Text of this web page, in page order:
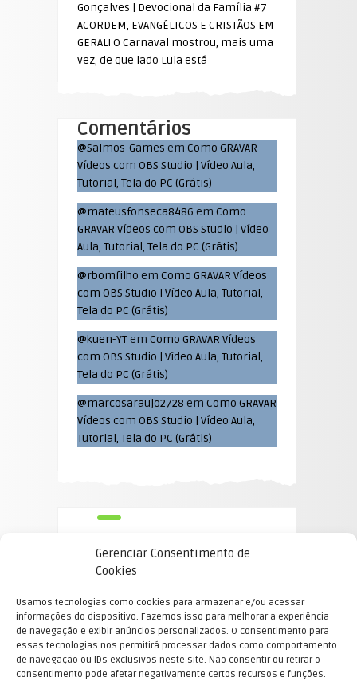
Gerenciar Consentimento de
Cookies
Usamos tecnologias como cookies para armazenar e/ou acessar
informações do dispositivo. Fazemos isso para melhorar a experiência
de navegação e exibir anúncios personalizados. O consentimento para
essas tecnologias nos permitirá processar dados como comportamento
de navegação ou IDs exclusivos neste site. Não consentir ou retirar o
consentimento pode afetar negativamente certos recursos e funções.
Gonçalves | Devocional da Família #7
ACORDEM, EVANGÉLICOS E CRISTÃOS EM
GERAL! O Carnaval mostrou, mais uma
vez, de que lado Lula está
Comentários
@Salmos-Games em Como GRAVAR
Vídeos com OBS Studio | Vídeo Aula,
Tutorial, Tela do PC (Grátis)
@mateusfonseca8486 em Como
GRAVAR Vídeos com OBS Studio | Vídeo
Aula, Tutorial, Tela do PC (Grátis)
@rbomfilho em Como GRAVAR Vídeos
com OBS Studio | Vídeo Aula, Tutorial,
Tela do PC (Grátis)
@kuen-YTem Como GRAVAR Vídeos
com OBS Studio | Vídeo Aula, Tutorial,
Tela do PC (Grátis)
@marcosaraujo2728 em Como GRAVAR
Vídeos com OBS Studio | Vídeo Aula,
Tutorial, Tela do PC (Grátis)
E-mail Equipe Mercado Pleno blogs